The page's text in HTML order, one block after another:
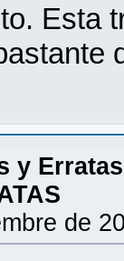
Esta
y Erratas
de